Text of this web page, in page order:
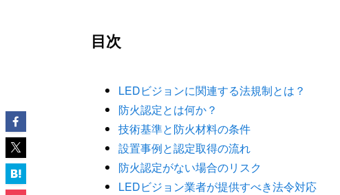
目次
LEDビジョンに関連する法規制とは？
防火認定とは何か？
技術基準と防火材料の条件
設置事例と認定取得の流れ
防火認定がない場合のリスク
LEDビジョン業者が提供すべき法令対応